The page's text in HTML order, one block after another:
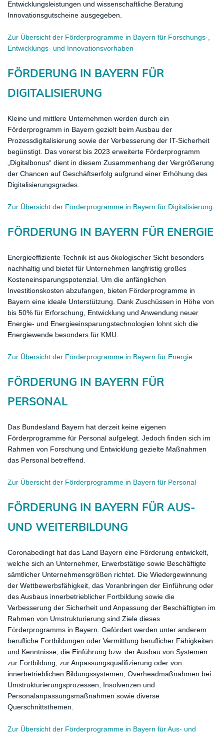
Entwicklungsleistungen und wissenschaftliche Beratung
Innovationsgutscheine ausgegeben.
Zur Übersicht der Förderprogramme in Bayern für Forschungs-,
Entwicklungs- und Innovationsvorhaben
FÖRDERUNG IN BAYERN FÜR
DIGITALISIERUNG
Kleine und mittlere Unternehmen werden durch ein
Förderprogramm in Bayern gezielt beim Ausbau der
Prozessdigitalisierung sowie der Verbesserung der IT-Sicherheit
begünstigt. Das vorerst bis 2023 erweiterte Förderprogramm
„Digitalbonus“ dient in diesem Zusammenhang der Vergrößerung
der Chancen auf Geschäftserfolg aufgrund einer Erhöhung des
Digitalisierungsgrades.
Zur Übersicht der Förderprogramme in Bayern für Digitalisierung
FÖRDERUNG IN BAYERN FÜR ENERGIE
Energieeffiziente Technik ist aus ökologischer Sicht besonders
nachhaltig und bietet für Unternehmen langfristig großes
Kosteneinsparungspotenzial. Um die anfänglichen
Investitionskosten abzufangen, bieten Förderprogramme in
Bayern eine ideale Unterstützung. Dank Zuschüssen in Höhe von
bis 50% für Erforschung, Entwicklung und Anwendung neuer
Energie- und Energieeinsparungstechnologien lohnt sich die
Energiewende besonders für KMU.
Zur Übersicht der Förderprogramme in Bayern für Energie
FÖRDERUNG IN BAYERN FÜR
PERSONAL
Das Bundesland Bayern hat derzeit keine eigenen
Förderprogramme für Personal aufgelegt. Jedoch finden sich im
Rahmen von Forschung und Entwicklung gezielte Maßnahmen
das Personal betreffend.
Zur Übersicht der Förderprogramme in Bayern für Personal
FÖRDERUNG IN BAYERN FÜR AUS-
UND WEITERBILDUNG
Coronabedingt hat das Land Bayern eine Förderung entwickelt,
welche sich an Unternehmer, Erwerbstätige sowie Beschäftigte
sämtlicher Unternehmensgrößen richtet. Die Wiedergewinnung
der Wettbewerbsfähigkeit, das Voranbringen der Einführung oder
des Ausbaus innerbetrieblicher Fortbildung sowie die
Verbesserung der Sicherheit und Anpassung der Beschäftigten im
Rahmen von Umstrukturierung sind Ziele dieses
Förderprogramms in Bayern. Gefördert werden unter anderem
berufliche Fortbildungen oder Vermittlung beruflicher Fähigkeiten
und Kenntnisse, die Einführung bzw. der Ausbau von Systemen
zur Fortbildung, zur Anpassungsqualifizierung oder von
innerbetrieblichen Bildungssystemen, Overheadmaßnahmen bei
Umstrukturierungsprozessen, Insolvenzen und
Personalanpassungsmaßnahmen sowie diverse
Querschnittsthemen.
Zur Übersicht der Förderprogramme in Bayern für Aus- und